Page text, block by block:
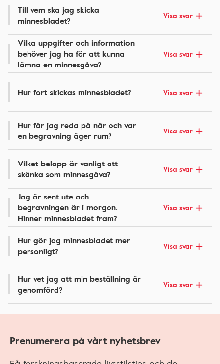
Till vem ska jag skicka
minnesbladet?
Visa svar
Vilka uppgifter och information
behöver jag ha för att kunna
lämna en minnesgåva?
Visa svar
Hur fort skickas minnesbladet? Visa svar
Hur får jag reda på när och var
en begravning äger rum?
Visa svar
Vilket belopp är vanligt att
skänka som minnesgåva?
Visa svar
Jag är sent ute och
begravningen är i morgon.
Hinner minnesbladet fram?
Visa svar
Hur gör jag minnesbladet mer
personligt?
Visa svar
Hur vet jag att min beställning är
genomförd?
Visa svar
Prenumerera på vårt nyhetsbrev